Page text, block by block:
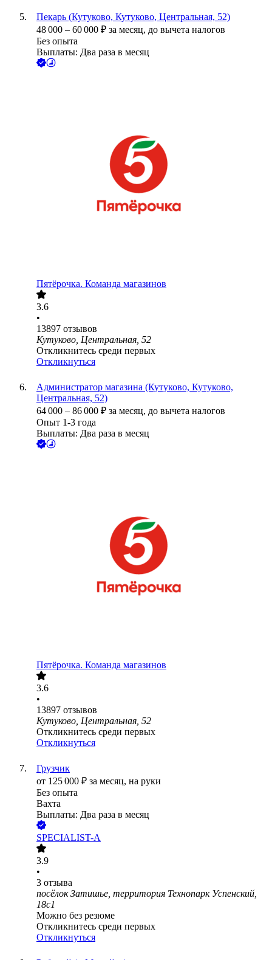
Пекарь (Кутуково, Кутуково, Центральная, 52)
48 000 – 60 000 ₽ за месяц, до вычета налогов
Без опыта
Выплаты: Два раза в месяц
Пятёрочка. Команда магазинов
3.6
•
13897 отзывов
Кутуково, Центральная, 52
Откликнитесь среди первых
Откликнуться
Администратор магазина (Кутуково, Кутуково,
Центральная, 52)
64 000 – 86 000 ₽ за месяц, до вычета налогов
Опыт 1-3 года
Выплаты: Два раза в месяц
Пятёрочка. Команда магазинов
3.6
•
13897 отзывов
Кутуково, Центральная, 52
Откликнитесь среди первых
Откликнуться
Грузчик
от 125 000 ₽ за месяц, на руки
Без опыта
Вахта
Выплаты: Два раза в месяц
SPECIALIST-A
3.9
•
3 отзыва
посёлок Затишье, территория Технопарк Успенский,
18с1
Можно без резюме
Откликнитесь среди первых
Откликнуться